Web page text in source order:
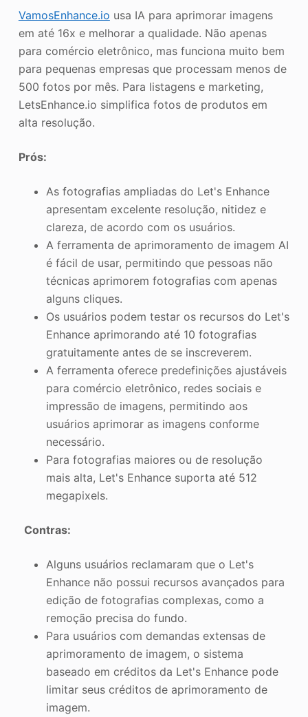
VamosEnhance.io usa IA para aprimorar imagens
em até 16x e melhorar a qualidade. Não apenas
para comércio eletrônico, mas funciona muito bem
para pequenas empresas que processam menos de
500 fotos por mês. Para listagens e marketing,
LetsEnhance.io simplifica fotos de produtos em
alta resolução.
Prós:
As fotografias ampliadas do Let's Enhance
apresentam excelente resolução, nitidez e
clareza, de acordo com os usuários.
A ferramenta de aprimoramento de imagem AI
é fácil de usar, permitindo que pessoas não
técnicas aprimorem fotografias com apenas
alguns cliques.
Os usuários podem testar os recursos do Let's
Enhance aprimorando até 10 fotografias
gratuitamente antes de se inscreverem.
A ferramenta oferece predefinições ajustáveis
para comércio eletrônico, redes sociais e
impressão de imagens, permitindo aos
usuários aprimorar as imagens conforme
necessário.
Para fotografias maiores ou de resolução
mais alta, Let's Enhance suporta até 512
megapixels.
Contras:
Alguns usuários reclamaram que o Let's
Enhance não possui recursos avançados para
edição de fotografias complexas, como a
remoção precisa do fundo.
Para usuários com demandas extensas de
aprimoramento de imagem, o sistema
baseado em créditos da Let's Enhance pode
limitar seus créditos de aprimoramento de
imagem.